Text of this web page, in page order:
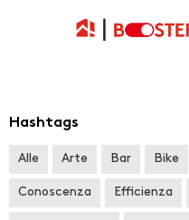
Hashtags
Alle Arte Bar Bike
Conoscenza Efficienza